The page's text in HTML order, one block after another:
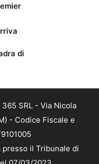
di
SRL - Via Nicola
- Codice Fiscale e
il Tribunale di